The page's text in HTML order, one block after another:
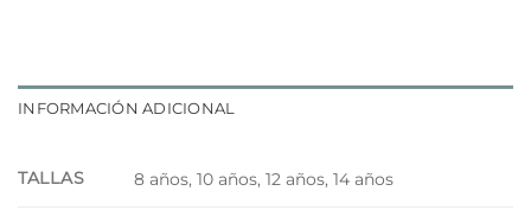
INFORMACIÓN ADICIONAL
TALLAS 8 años, 10 años, 12 años, 14 años